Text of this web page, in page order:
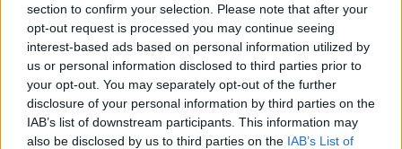
section to confirm your selection. Please note that after your
opt-out request is processed you may continue seeing
interest-based ads based on personal information utilized by
us or personal information disclosed to third parties prior to
your opt-out. You may separately opt-out of the further
disclosure of your personal information by third parties on the
IAB’s list of downstream participants. This information may
also be disclosed by us to third parties on the IAB’s List of
2026-03-03
Nuova Sabatini - Finanziamenti per l'acquisto di
nuovi macchinari, impianti e attrezzature da parte delle
piccole e medi
Ministero delle Imprese e del Made in Italy -
Dipartimento per le politiche per
13.042 euro